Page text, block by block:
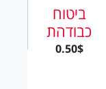
ביטוח
כבודהת
0.50$